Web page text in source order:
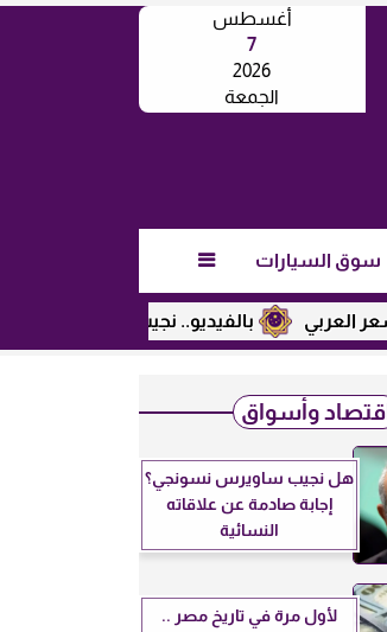
أغسطس
7
2026
الجمعة
سوق السيارات 
بالفيديو.. نجيب ساويرس يكشف عن رأيه في
اقتصاد وأسواق
هل نجيب ساويرس نسونجي؟
إجابة صادمة عن علاقاته
النسائية
لأول مرة في تاريخ مصر ..